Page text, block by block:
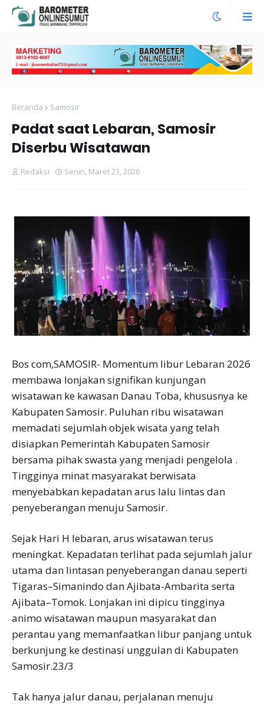
Beranda Samosir
Padat saat Lebaran, Samosir
Diserbu Wisatawan
Redaksi Senin, Maret 23, 2026
Bos com,SAMOSIR- Momentum libur Lebaran 2026
membawa lonjakan signifikan kunjungan
wisatawan ke kawasan Danau Toba, khususnya ke
Kabupaten Samosir. Puluhan ribu wisatawan
memadati sejumlah objek wisata yang telah
disiapkan Pemerintah Kabupaten Samosir
bersama pihak swasta yang menjadi pengelola .
Tingginya minat masyarakat berwisata
menyebabkan kepadatan arus lalu lintas dan
penyeberangan menuju Samosir.
Sejak Hari H lebaran, arus wisatawan terus
meningkat. Kepadatan terlihat pada sejumlah jalur
utama dan lintasan penyeberangan danau seperti
Tigaras–Simanindo dan Ajibata-Ambarita serta
Ajibata–Tomok. Lonjakan ini dipicu tingginya
animo wisatawan maupun masyarakat dan
perantau yang memanfaatkan libur panjang untuk
berkunjung ke destinasi unggulan di Kabupaten
Samosir.23/3
Tak hanya jalur danau, perjalanan menuju